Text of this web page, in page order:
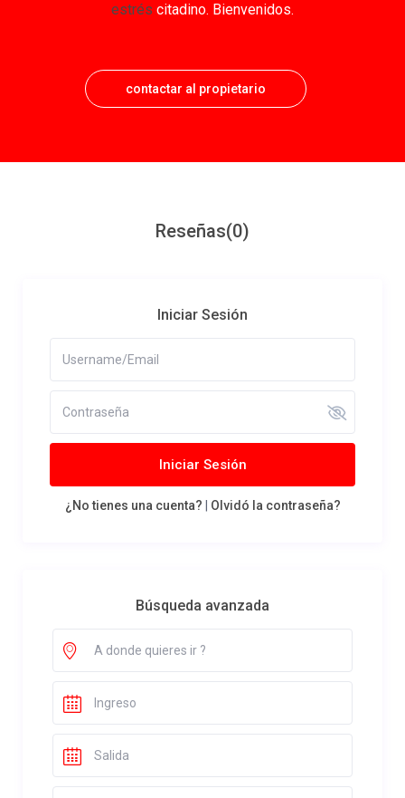
estrés citadino. Bienvenidos.
contactar al propietario
Reseñas(0)
Iniciar Sesión
Iniciar Sesión
¿No tienes una cuenta? Olvidó la contraseña?
Búsqueda avanzada